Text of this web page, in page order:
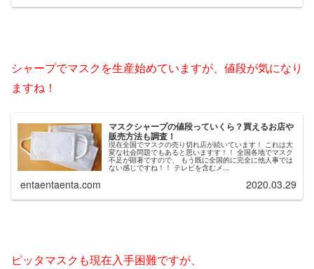
シャープでマスクを生産始めていますが、値段が気になり
ますね！
マスクシャープの値段っていくら？買えるお店や
販売方法も調査！
現在全国でマスクの売り切れ店が続いています！ これは大
変な社会問題でもあると思いますす！！ 全国各地でマスク
不足が顕著ですので、 もう既に全国的に完全に他人事では
ない感じですね！！ テレビを含むメ...
entaentaenta.com 2020.03.29
ピッタマスクも現在入手困難ですが、